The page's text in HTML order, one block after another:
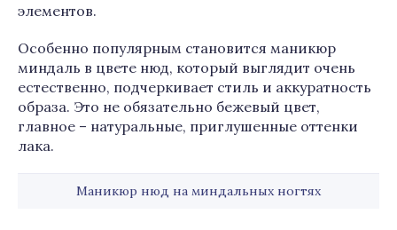
элементов.
Особенно популярным становится маникюр
миндаль в цвете нюд, который выглядит очень
естественно, подчеркивает стиль и аккуратность
образа. Это не обязательно бежевый цвет,
главное – натуральные, приглушенные оттенки
лака.
Маникюр нюд на миндальных ногтях